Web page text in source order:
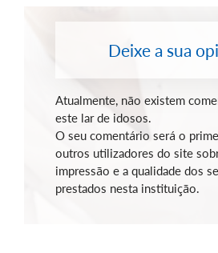
Deixe a sua
Atualmente, não existem
este lar de idosos.
O seu comentário será o
outros utilizadores do site
impressão e a qualidade dos
prestados nesta instituição.